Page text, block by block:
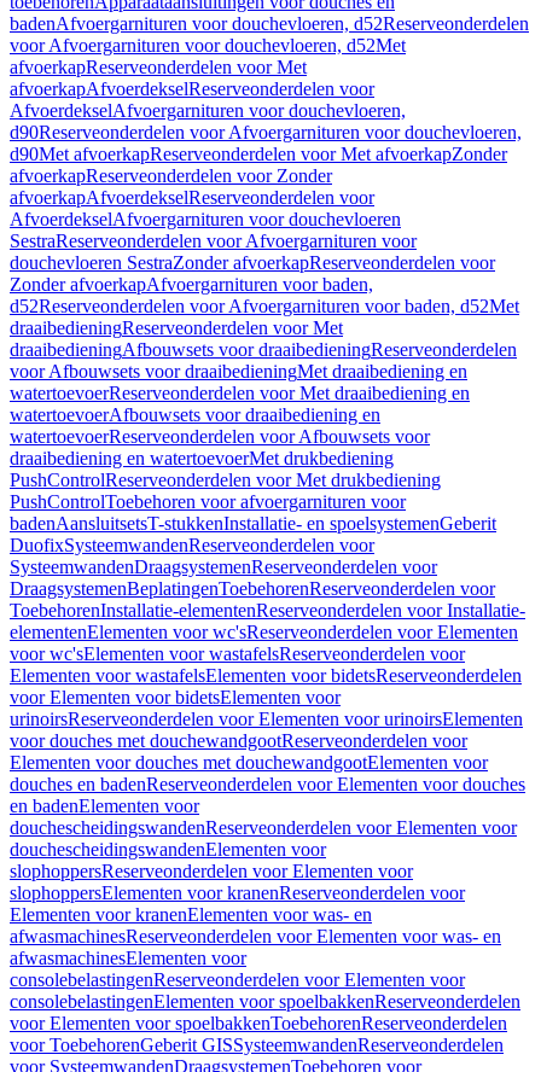
badenAfvoergarnituren voor douchevloeren, d52Reserveonderdelen
voor Afvoergarnituren voor douchevloeren, d52Met
afvoerkapReserveonderdelen voor Met
afvoerkapAfvoerdekselReserveonderdelen voor
AfvoerdekselAfvoergarnituren voor douchevloeren,
d90Reserveonderdelen voor Afvoergarnituren voor douchevloeren,
d90Met afvoerkapReserveonderdelen voor Met afvoerkapZonder
afvoerkapReserveonderdelen voor Zonder
afvoerkapAfvoerdekselReserveonderdelen voor
AfvoerdekselAfvoergarnituren voor douchevloeren
SestraReserveonderdelen voor Afvoergarnituren voor
douchevloeren SestraZonder afvoerkapReserveonderdelen voor
Zonder afvoerkapAfvoergarnituren voor baden,
d52Reserveonderdelen voor Afvoergarnituren voor baden, d52Met
draaibedieningReserveonderdelen voor Met
draaibedieningAfbouwsets voor draaibedieningReserveonderdelen
voor Afbouwsets voor draaibedieningMet draaibediening en
watertoevoerReserveonderdelen voor Met draaibediening en
watertoevoerAfbouwsets voor draaibediening en
watertoevoerReserveonderdelen voor Afbouwsets voor
draaibediening en watertoevoerMet drukbediening
PushControlReserveonderdelen voor Met drukbediening
PushControlToebehoren voor afvoergarnituren voor
badenAansluitsetsT-stukkenInstallatie- en spoelsystemenGeberit
DuofixSysteemwandenReserveonderdelen voor
SysteemwandenDraagsystemenReserveonderdelen voor
DraagsystemenBeplatingenToebehorenReserveonderdelen voor
ToebehorenInstallatie-elementenReserveonderdelen voor Installatie-
elementenElementen voor wc'sReserveonderdelen voor Elementen
voor wc'sElementen voor wastafelsReserveonderdelen voor
Elementen voor wastafelsElementen voor bidetsReserveonderdelen
voor Elementen voor bidetsElementen voor
urinoirsReserveonderdelen voor Elementen voor urinoirsElementen
voor douches met douchewandgootReserveonderdelen voor
Elementen voor douches met douchewandgootElementen voor
douches en badenReserveonderdelen voor Elementen voor douches
en badenElementen voor
douchescheidingswandenReserveonderdelen voor Elementen voor
douchescheidingswandenElementen voor
slophoppersReserveonderdelen voor Elementen voor
slophoppersElementen voor kranenReserveonderdelen voor
Elementen voor kranenElementen voor was- en
afwasmachinesReserveonderdelen voor Elementen voor was- en
afwasmachinesElementen voor
consolebelastingenReserveonderdelen voor Elementen voor
consolebelastingenElementen voor spoelbakkenReserveonderdelen
voor Elementen voor spoelbakkenToebehorenReserveonderdelen
voor ToebehorenGeberit GISSysteemwandenReserveonderdelen
voor SysteemwandenDraagsystemenToebehoren voor